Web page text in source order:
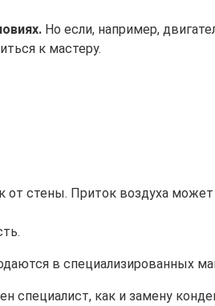
Но если, например,
к мастеру.
от стены. Приток воздуха
в специализированных
как и замену